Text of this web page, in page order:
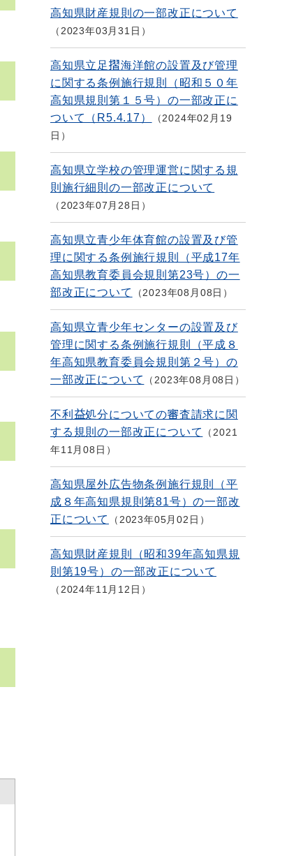
高知県財産規則の一部改正について
2023年03月31日
高知県立足摺海洋館の設置及び管理
に関する条例施行規則（昭和５０年
高知県規則第１５号）の一部改正に
ついて（R5.4.17）
2024年02月19
日
高知県立学校の管理運営に関する規
則施行細則の一部改正について
2023年07月28日
高知県立青少年体育館の設置及び管
理に関する条例施行規則（平成17年
高知県教育委員会規則第23号）の一
部改正について
2023年08月08日
高知県立青少年センターの設置及び
管理に関する条例施行規則（平成８
年高知県教育委員会規則第２号）の
一部改正について
2023年08月08日
不利益処分についての審査請求に関
する規則の一部改正について
2021
年11月08日
高知県屋外広告物条例施行規則（平
成８年高知県規則第81号）の一部改
正について
2023年05月02日
高知県財産規則（昭和39年高知県規
則第19号）の一部改正について
2024年11月12日